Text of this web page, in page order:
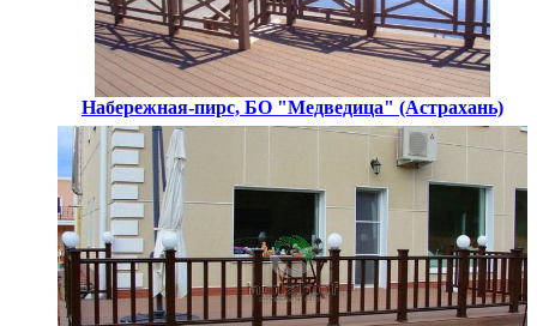
Набережная-пирс, БО "Медведица" (Астрахань)